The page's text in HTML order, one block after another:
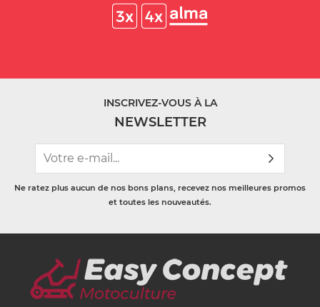
INSCRIVEZ-VOUS À LA
NEWSLETTER
Ne ratez plus aucun de nos bons plans, recevez nos meilleures promos
et toutes les nouveautés.